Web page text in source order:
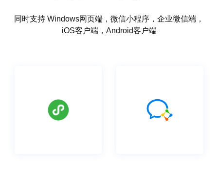
同时支持 Windows网页端，微信小程序，企业微信端，
iOS客户端，Android客户端